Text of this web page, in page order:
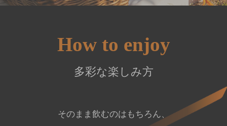
How to enjoy
多彩な楽しみ方
そのまま飲むのはもちろん、